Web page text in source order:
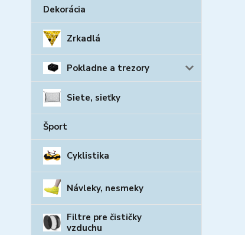
Dekorácia
Zrkadlá
Pokladne a trezory
Siete, sieťky
Šport
Cyklistika
Návleky, nesmeky
Filtre pre čističky
vzduchu